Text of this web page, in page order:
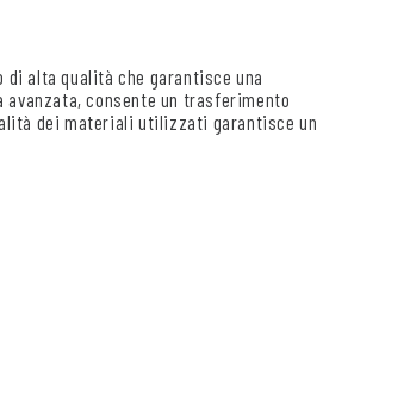
di alta qualità che garantisce una
avanzata, consente un trasferimento
dei materiali utilizzati garantisce un